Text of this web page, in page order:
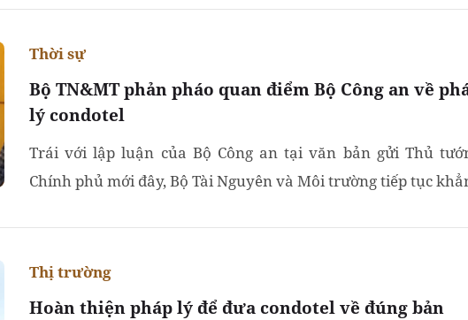
Bộ TN&MT phản pháo quan điểm Bộ Công an về
lý condotel
Thời sự
Trái với lập luận của Bộ Công an tại văn bản gửi Thủ
Chính phủ mới đây, Bộ Tài Nguyên và Môi trường tiếp tục
Hoàn thiện pháp lý để đưa condotel về đúng bản
Thị trường